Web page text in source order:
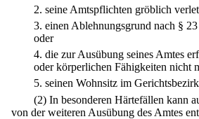
2. seine Amtspflichten gröblich
3. einen Ablehnungsgrund nach §
oder
4. die zur Ausübung seines Amtes
oder körperlichen Fähigkeiten nicht
5. seinen Wohnsitz im
(2) In besonderen Härtefällen kann
von der weiteren Ausübung des Amtes